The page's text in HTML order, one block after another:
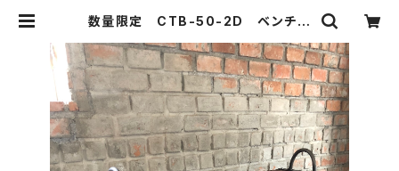
数量限定 CTB-50-2D ベンチ
台 ディスプレイ アイアン 古材
フラワースタンド | 51WORKS